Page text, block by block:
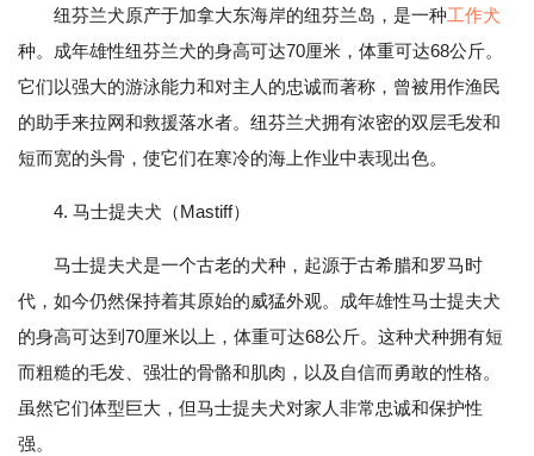
纽芬兰犬原产于加拿大东海岸的纽芬兰岛，是一种工作犬
种。成年雄性纽芬兰犬的身高可达70厘米，体重可达68公斤。
它们以强大的游泳能力和对主人的忠诚而著称，曾被用作渔民
的助手来拉网和救援落水者。纽芬兰犬拥有浓密的双层毛发和
短而宽的头骨，使它们在寒冷的海上作业中表现出色。
4. 马士提夫犬（Mastiff）
马士提夫犬是一个古老的犬种，起源于古希腊和罗马时
代，如今仍然保持着其原始的威猛外观。成年雄性马士提夫犬
的身高可达到70厘米以上，体重可达68公斤。这种犬种拥有短
而粗糙的毛发、强壮的骨骼和肌肉，以及自信而勇敢的性格。
虽然它们体型巨大，但马士提夫犬对家人非常忠诚和保护性
强。